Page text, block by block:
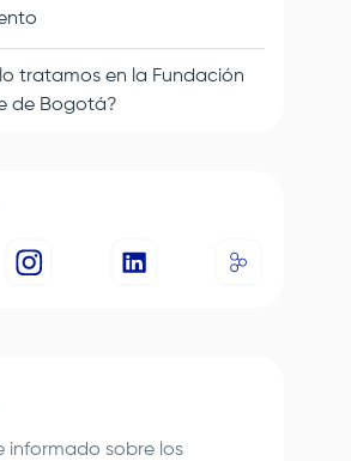
tratamos en la Fundación
de Bogotá?
informado sobre los